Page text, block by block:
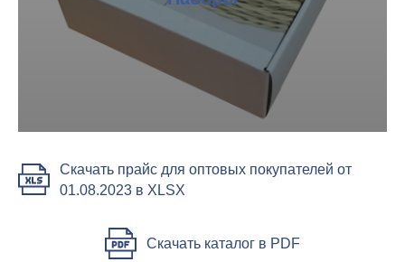
Скачать прайс для оптовых покупателей от
01.08.2023 в XLSX
Скачать каталог в PDF